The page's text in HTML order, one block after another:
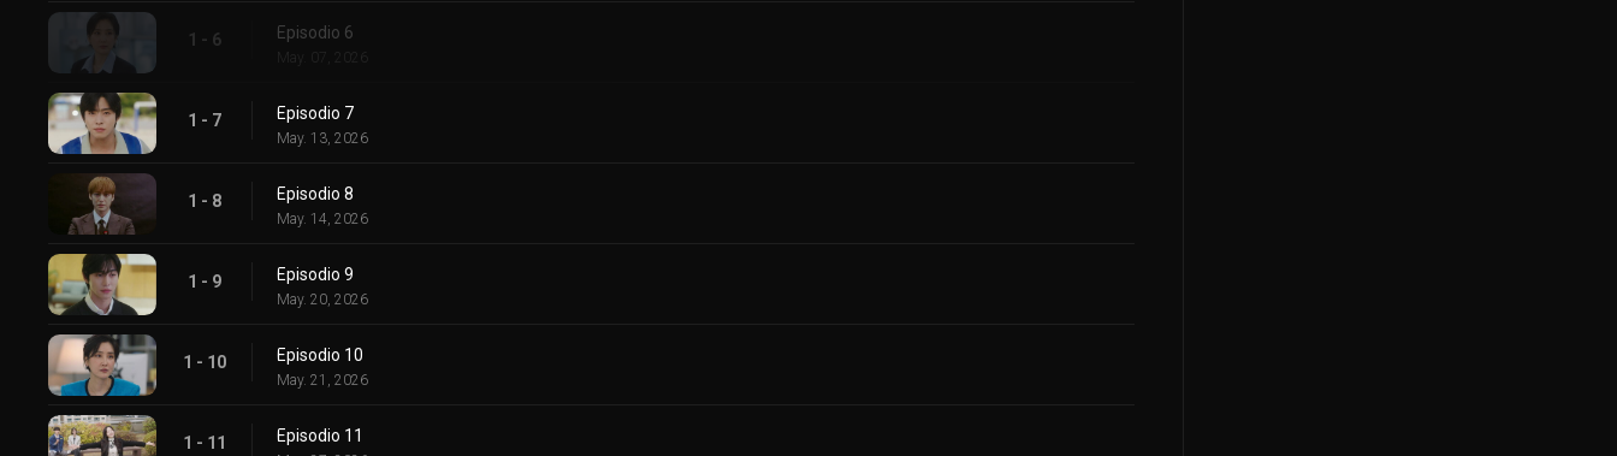
1 - 6 Episodio 6
May. 07, 2026
1 - 7 Episodio 7
May. 13, 2026
1 - 8 Episodio 8
May. 14, 2026
1 - 9 Episodio 9
May. 20, 2026
1 - 10 Episodio 10
May. 21, 2026
1 - 11 Episodio 11